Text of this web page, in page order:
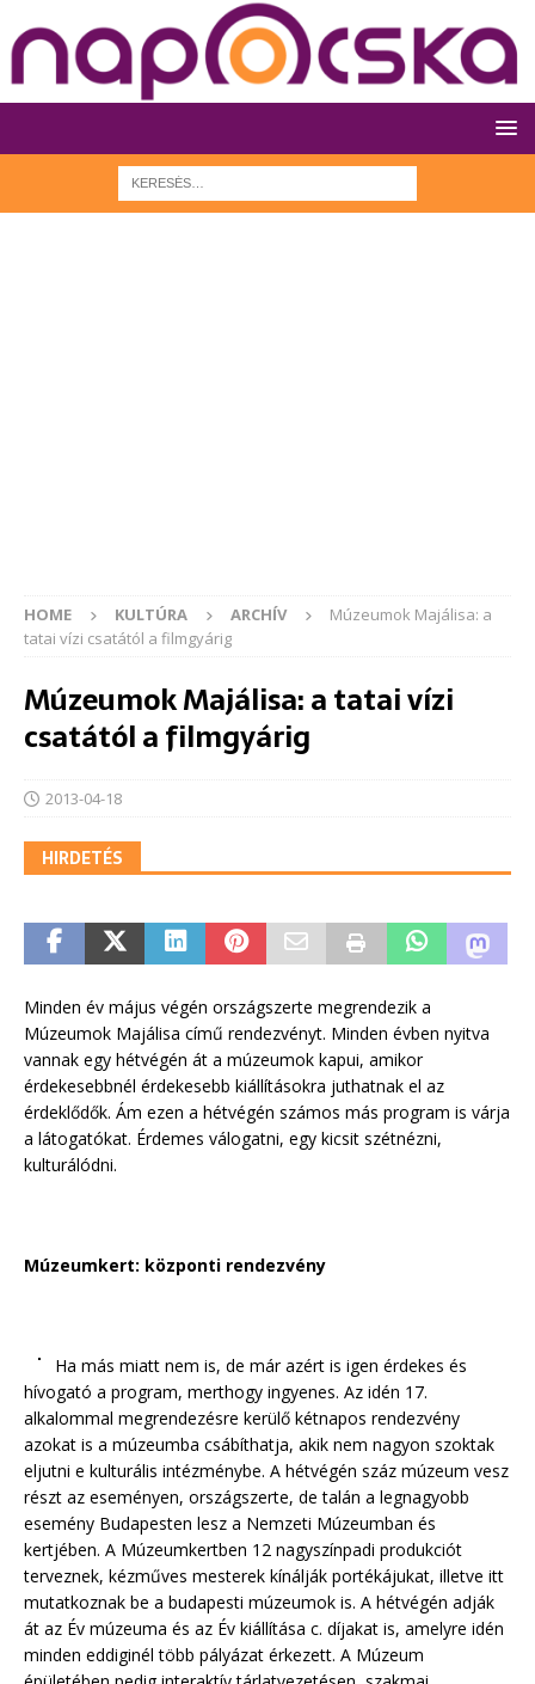
HOME KULTÚRA ARCHÍV
Múzeumok Majálisa: a
tatai vízi csatától a filmgyárig
Múzeumok Majálisa: a tatai vízi
csatától a filmgyárig
2013-04-18
HIRDETÉS
Minden év május végén országszerte megrendezik a
Múzeumok Majálisa című rendezvényt. Minden évben nyitva
vannak egy hétvégén át a múzeumok kapui, amikor
érdekesebbnél érdekesebb kiállításokra juthatnak el az
érdeklődők. Ám ezen a hétvégén számos más program is várja
a látogatókat. Érdemes válogatni, egy kicsit szétnézni,
kulturálódni.
Múzeumkert: központi rendezvény
Ha más miatt nem is, de már azért is igen érdekes és
hívogató a program, merthogy ingyenes. Az idén 17.
alkalommal megrendezésre kerülő kétnapos rendezvény
azokat is a múzeumba csábíthatja, akik nem nagyon szoktak
eljutni e kulturális intézménybe. A hétvégén száz múzeum vesz
részt az eseményen, országszerte, de talán a legnagyobb
esemény Budapesten lesz a Nemzeti Múzeumban és
kertjében. A Múzeumkertben 12 nagyszínpadi produkciót
terveznek, kézműves mesterek kínálják portékájukat, illetve itt
mutatkoznak be a budapesti múzeumok is. A hétvégén adják
át az Év múzeuma és az Év kiállítása c. díjakat is, amelyre idén
minden eddiginél több pályázat érkezett. A Múzeum